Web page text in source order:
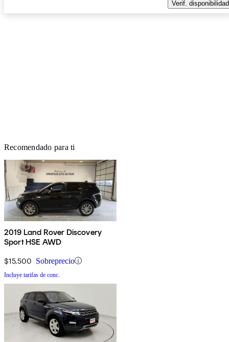
Verif. disponibilidad
Recomendado para ti
2019 Land Rover Discovery
Sport HSE AWD
$15,500 Sobreprecio
Incluye tarifas de conc.